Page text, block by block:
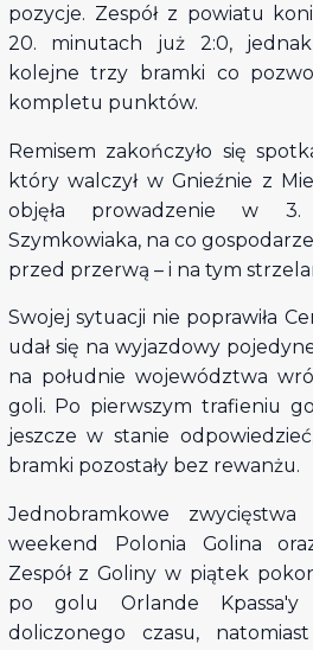
pozycje. Zespół z powiatu
20. minutach już 2:0,
kolejne trzy bramki co
kompletu punktów.
Remisem zakończyło się
który walczył w Gnieźnie z
objęła prowadzenie w
Szymkowiaka, na co
przed przerwą – i na tym
Swojej sytuacji nie poprawiła
udał się na wyjazdowy
na południe województwa
goli. Po pierwszym trafieniu
jeszcze w stanie
bramki pozostały bez rewanżu.
Jednobramkowe
weekend Polonia Golina
Zespół z Goliny w piątek
po golu Orlande
doliczonego czasu,